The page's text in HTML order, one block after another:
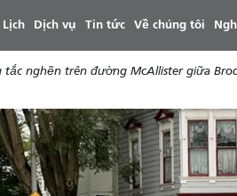
Lịch Dịch vụ Tin tức Về chúng tôi
tắc nghẽn trên đường McAllister giữa